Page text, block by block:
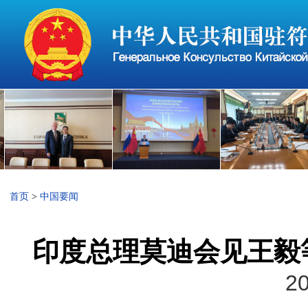
首页 > 中国要闻
印度总理莫迪会见王